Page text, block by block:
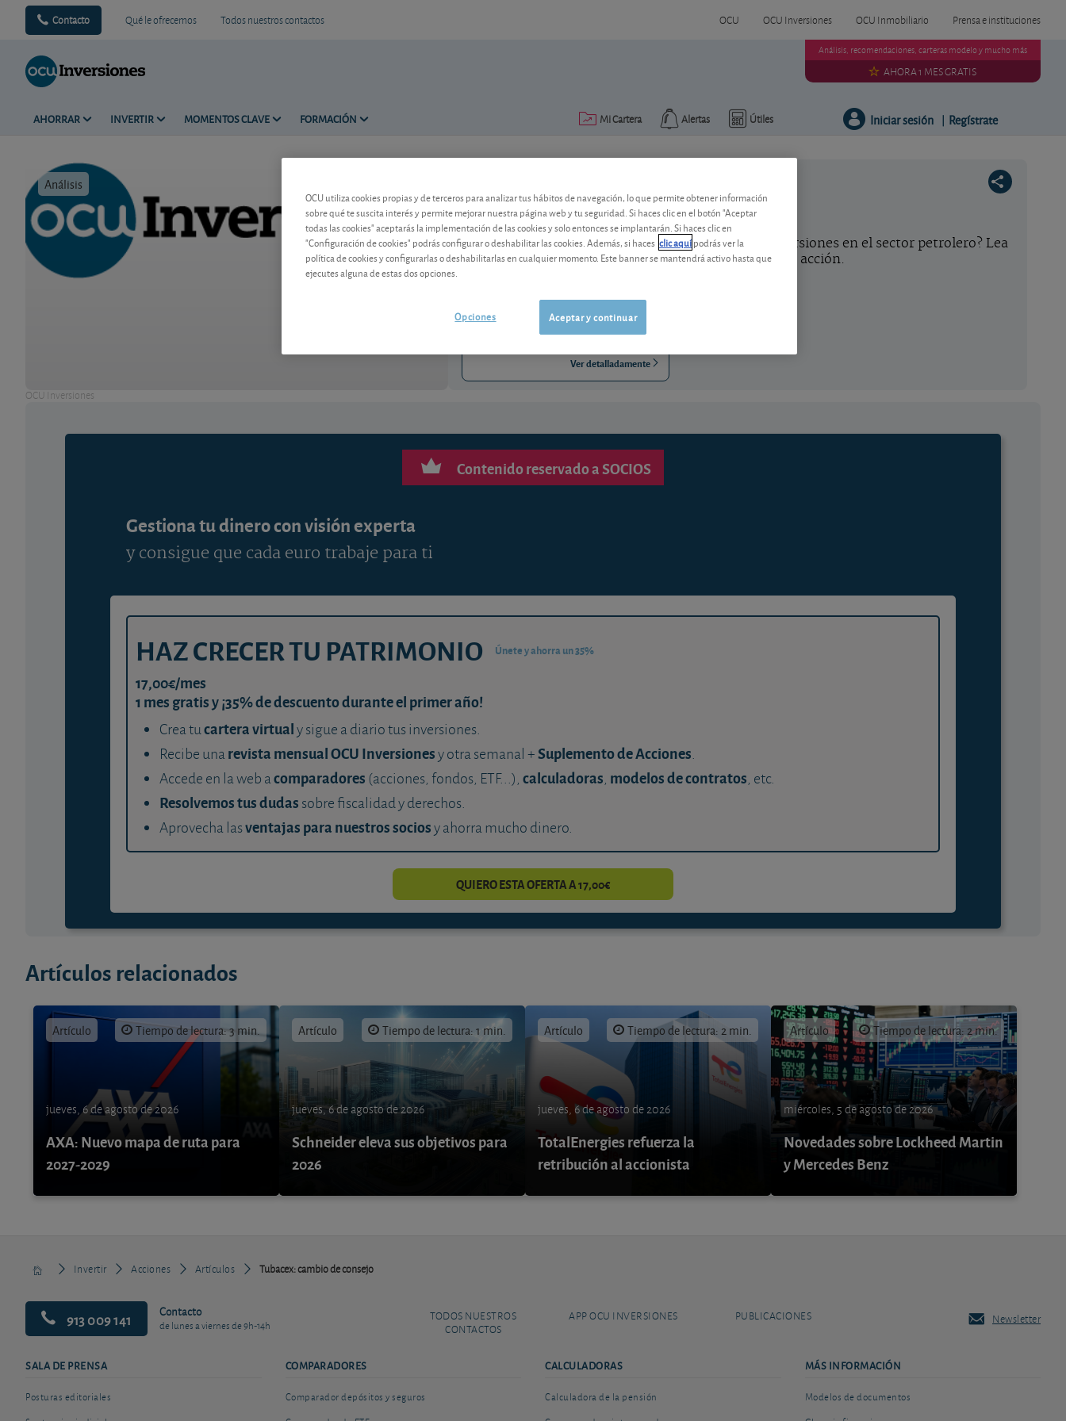
Contacto Qué le ofrecemos Todos nuestros contactos OCU OCU Inversiones OCU Inmobiliario Prensa e instituciones
AHORRAR INVERTIR MOMENTOS CLAVE FORMACIÓN Útiles
Alertas
Mi Cartera
Análisis, recomendaciones, carteras modelo y mucho más
AHORA 1 MES GRATIS
Iniciar sesión | Regístrate
Análisis
OCU Inversiones
Tubacex: cambio de consejo
¿Cómo está afectando a Tubacex la reducción de inversiones en el sector petrolero? Lea
nuestro análisis y conozca nuestro consejo sobre esta acción.
06/08/2026 Madrid
Ver detalladamente
Contenido reservado a SOCIOS
Gestiona tu dinero con visión experta
y consigue que cada euro trabaje para ti
HAZ CRECER TU PATRIMONIO Únete y ahorra un 35%
17,00€/mes
1 mes gratis y ¡35% de descuento durante el primer año!
Crea tucartera virtualy sigue a diario tus inversiones.
Recibe unarevista mensual OCU Inversionesy otra semanal +Suplemento de Acciones.
Accede en la web acomparadores (acciones, fondos, ETF...), calculadoras, modelos de contratos, etc.
Resolvemos tus dudas sobre fiscalidad y derechos.
Aprovecha lasventajas para nuestros sociosy ahorra mucho dinero.
QUIERO ESTA OFERTA A 17,00€
Artículos relacionados
Artículo Tiempo de lectura: 3 min.
jueves, 6 de agosto de 2026
AXA: Nuevo mapa de ruta para
2027-2029
Artículo Tiempo de lectura: 1 min.
jueves, 6 de agosto de 2026
Schneider eleva sus objetivos para
2026
Artículo Tiempo de lectura: 2 min.
jueves, 6 de agosto de 2026
TotalEnergies refuerza la
retribución al accionista
Artículo Tiempo de lectura: 2 min.
miércoles, 5 de agosto de 2026
Novedades sobre Lockheed Martin
y Mercedes Benz
Invertir Acciones Artículos Tubacex: cambio de consejo
913 009 141 Contacto
de lunes a viernes de 9h-14h
TODOS NUESTROS
CONTACTOS
APP OCU INVERSIONES PUBLICACIONES Newsletter
SALA DE PRENSA
Posturas editoriales
COMPARADORES
Comparador depósitos y seguros
CALCULADORAS
Calculadora de la pensión
MÁS INFORMACIÓN
Modelos de documentos
OCU utiliza cookies propias y de terceros para analizar tus hábitos de navegación, lo que permite obtener información
sobre qué te suscita interés y permite mejorar nuestra página web y tu seguridad. Si haces clic en el botón "Aceptar
todas las cookies" aceptarás la implementación de las cookies y solo entonces se implantarán. Si haces clic en
"Configuración de cookies" podrás configurar o deshabilitar las cookies. Además, si haces clic aquípodrás ver la
política de cookies y configurarlas o deshabilitarlas en cualquier momento. Este banner se mantendrá activo hasta que
ejecutes alguna de estas dos opciones.
Aceptar y continuar
Opciones